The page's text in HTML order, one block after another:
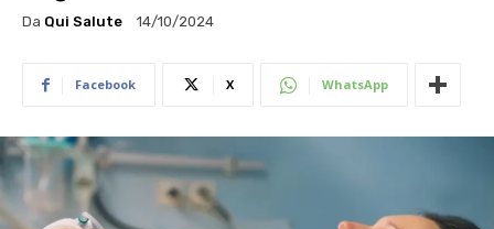
Da Qui Salute 14/10/2024
Facebook X WhatsApp